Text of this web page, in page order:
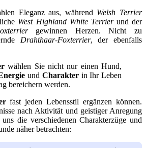
Eleganz aus, während Welsh Terrier
West Highland White Terrierund der
gewinnen Herzen. Nicht zu
Drahthaar-Foxterrier, der ebenfalls
wählen Sie nicht nur einen Hund,
und Charakterin Ihr Leben
bereichern werden.
fast jeden Lebensstil ergänzen können.
nach Aktivität und geistiger Anregung
die verschiedenen Charakterzüge und
näher betrachten: